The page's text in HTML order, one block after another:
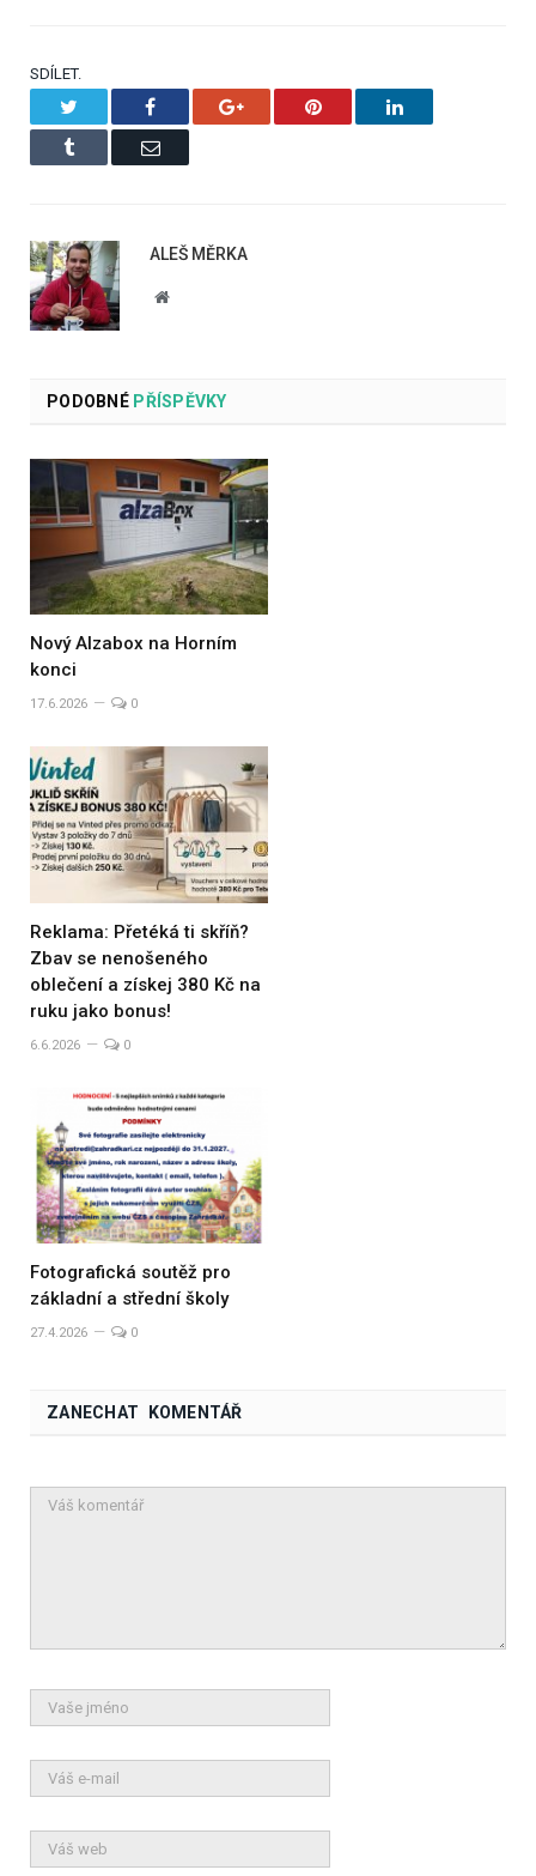
SDÍLET.
Facebook Google+ Pinterest LinkedIn
Tumblr Email
ALEŠ MĚRKA
Website
PODOBNÉPŘÍSPĚVKY
Nový Alzabox na Horním
konci
17.6.2026 0
Reklama: Přetéká ti skříň?
Zbav se nenošeného
oblečení a získej 380 Kč na
ruku jako bonus!
6.6.2026 0
Fotografická soutěž pro
základní a střední školy
27.4.2026 0
ZANECHAT KOMENTÁŘ